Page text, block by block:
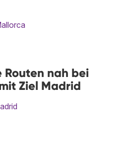
Routen nah bei
Ziel Madrid